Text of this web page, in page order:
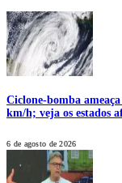
Ciclone-bomba
km/h; veja os estados
6 de agosto de 2026